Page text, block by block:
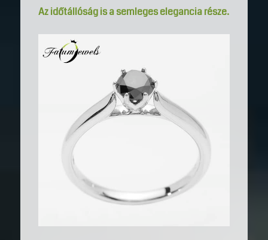
Az időtállóság is a semleges elegancia része.